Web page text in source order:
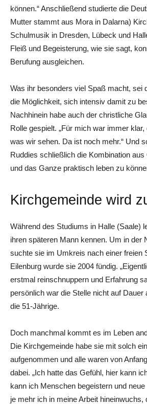
können.“ Anschließend studierte die
Mutter stammt aus Mora in Dalarna)
Schulmusik in Dresden, Lübeck und
Fleiß und Begeisterung, wie sie sagt,
Berufung ausgleichen.
Was ihr besonders viel Spaß macht, sei
die Möglichkeit, sich intensiv damit zu
Nachhinein habe auch der christliche
Rolle gespielt. „Für mich war immer
was wir sehen. Da ist noch mehr.“ Und
Ruddies schließlich die Kombination
und das Ganze praktisch leben zu
Kirchgemeinde wird
Während des Studiums in Halle (Saale)
ihren späteren Mann kennen. Um in der
suchte sie im Umkreis nach einer freien
Eilenburg wurde sie 2004 fündig.
erstmal reinschnuppern und Erfahrung
persönlich war die Stelle nicht auf Dauer
die 51-Jährige.
Doch manchmal kommt es im Leben
Die Kirchgemeinde habe sie mit solch
aufgenommen und alle waren von
dabei. „Ich hatte das Gefühl, hier kann
kann ich Menschen begeistern und
je mehr ich in meine Arbeit hineinwuchs,